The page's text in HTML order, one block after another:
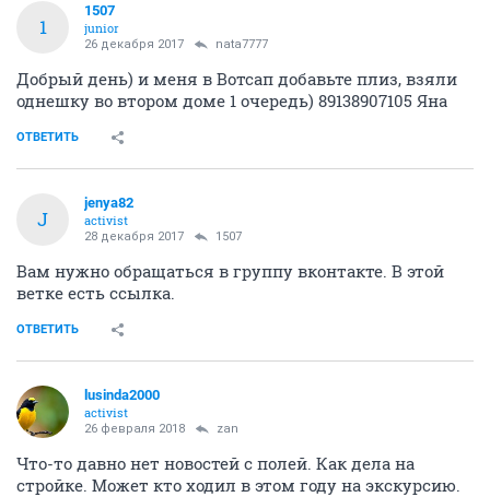
1
1507
junior
26 декабря 2017 nata7777
Добрый день) и меня в Вотсап добавьте плиз, взяли
однешку во втором доме 1 очередь) 89138907105 Яна
ОТВЕТИТЬ
J
jenya82
activist
28 декабря 2017 1507
Вам нужно обращаться в группу вконтакте. В этой
ветке есть ссылка.
ОТВЕТИТЬ
lusinda2000
activist
26 февраля 2018 zan
Что-то давно нет новостей с полей. Как дела на
стройке. Может кто ходил в этом году на экскурсию.